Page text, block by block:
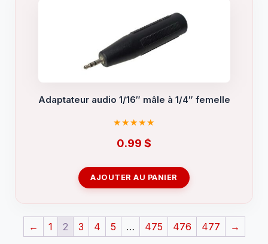
Adaptateur audio 1/16″ mâle à 1/4″ femelle
0.99 $
AJOUTER AU PANIER
← 1 2 3 4 5 … 475 476 477 →